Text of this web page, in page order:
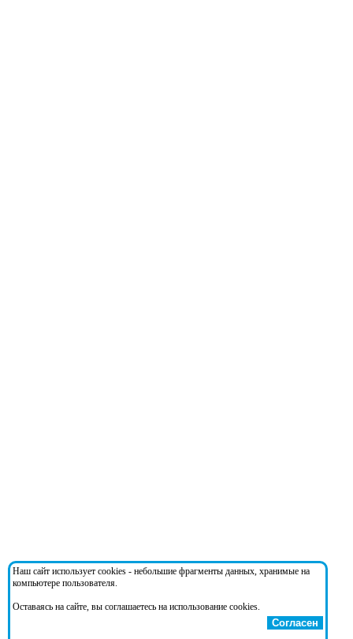
Наш сайт использует cookies - небольшие фрагменты данных, хранимые на
компьютере пользователя.
Оставаясь на сайте, вы соглашаетесь на использование cookies.
Согласен